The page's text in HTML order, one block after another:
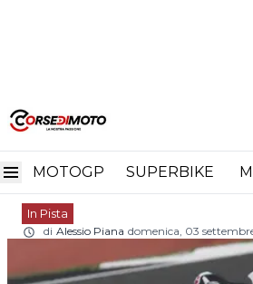
MOTOGP SUPERBIKE
Home In Pista
Moto3 Jaume
Moto3 Jaume
correrà anche a
In Pista
di Alessio Piana domenica, 03